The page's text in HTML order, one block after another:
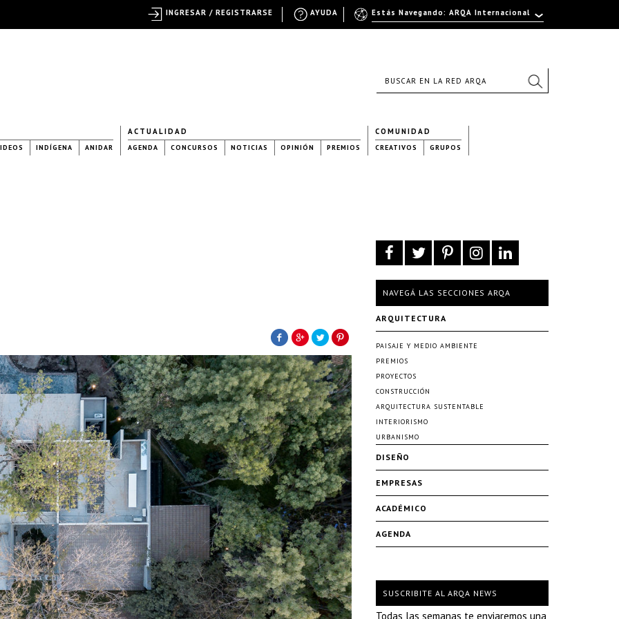
INDÍGENA ANIDAR
ACTUALIDAD
AGENDA CONCURSOS NOTICIAS OPINIÓN PREMIOS
COMUNIDAD
CREATIVOS GRUPOS
NAVEGÁ LAS SECCIONES ARQA
ARQUITECTURA
PAISAJE Y MEDIO AMBIENTE
PREMIOS
PROYECTOS
CONSTRUCCIÓN
ARQUITECTURA SUSTENTABLE
INTERIORISMO
URBANISMO
DISEÑO
EMPRESAS
ACADÉMICO
AGENDA
SUSCRIBITE AL ARQA NEWS
Todas las semanas te enviaremos una
Estás Navegando: ARQA Internacional
AYUDA
INGRESAR / REGISTRARSE